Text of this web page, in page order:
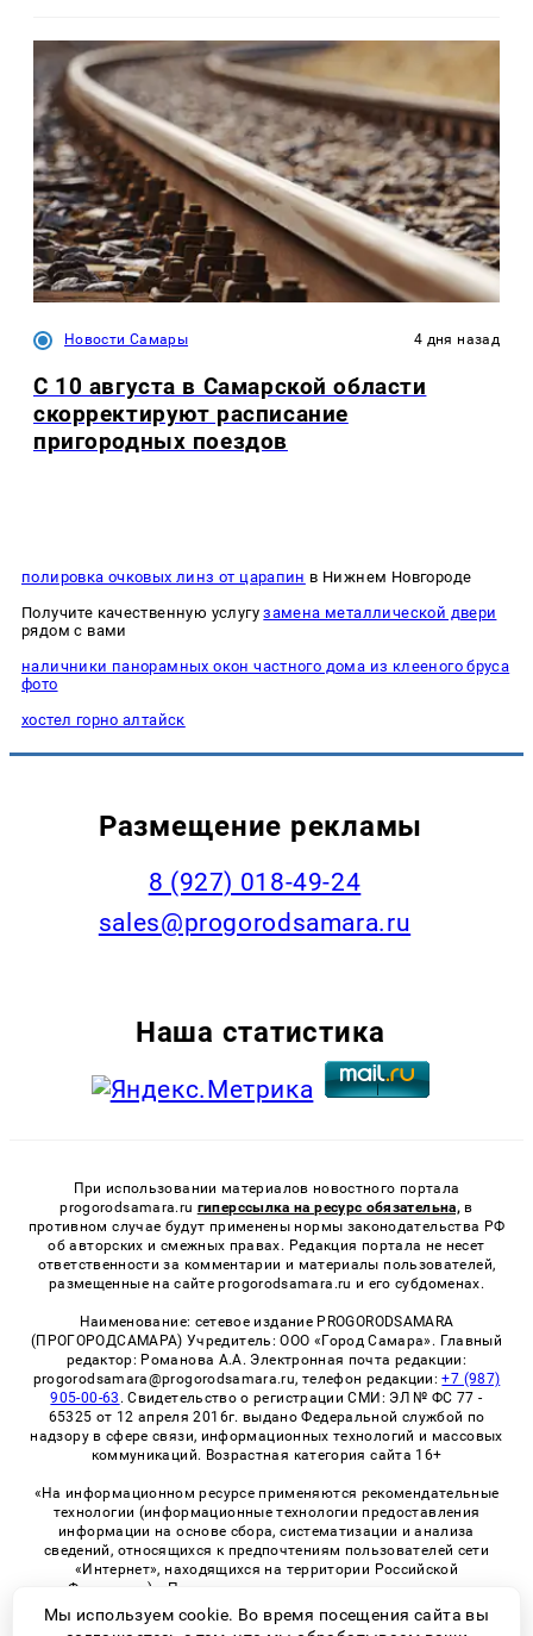
Новости Самары 4 дня назад
С 10 августа в Самарской области
скорректируют расписание
пригородных поездов
полировка очковых линз от царапин в Нижнем Новгороде
Получите качественную услугузамена металлической двери
рядом с вами
наличники панорамных окон частного дома из клееного бруса
фото
хостел горно алтайск
Размещение рекламы
8 (927) 018-49-24
sales@progorodsamara.ru
Наша статистика
При использовании материалов новостного портала
progorodsamara.ru гиперссылка на ресурс обязательна, в
противном случае будут применены нормы законодательства РФ
об авторских и смежных правах. Редакция портала не несет
ответственности за комментарии и материалы пользователей,
размещенные на сайте progorodsamara.ru и его субдоменах.
Наименование: сетевое издание PROGORODSAMARA
(ПРОГОРОДСАМАРА) Учредитель: ООО «Город Самара». Главный
редактор: Романова А.А. Электронная почта редакции:
progorodsamara@progorodsamara.ru, телефон редакции:+7 (987)
905-00-63 . Свидетельство о регистрации СМИ: ЭЛ № ФС 77 -
65325 от 12 апреля 2016г. выдано Федеральной службой по
надзору в сфере связи, информационных технологий и массовых
коммуникаций. Возрастная категория сайта 16+
«На информационном ресурсе применяются рекомендательные
технологии (информационные технологии предоставления
информации на основе сбора, систематизации и анализа
сведений, относящихся к предпочтениям пользователей сети
«Интернет», находящихся на территории Российской
Федерации)». Правила применения рекомендательных
технологий в виджетах рекламно-обменной сети
«СМИ2» (PDF)
Мы используем cookie. Во время посещения сайта вы